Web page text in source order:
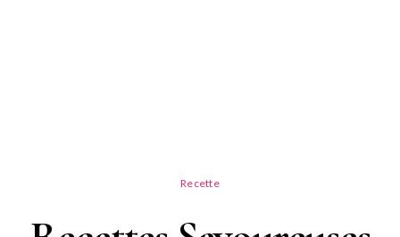
Recette